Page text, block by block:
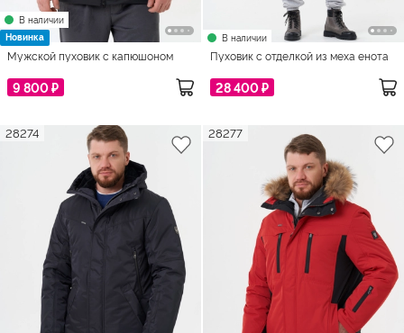
В наличии
Новинка
Мужской пуховик с капюшоном
9 800 ₽
В наличии
Пуховик с отделкой из меха енота
28 400 ₽
28274 28277